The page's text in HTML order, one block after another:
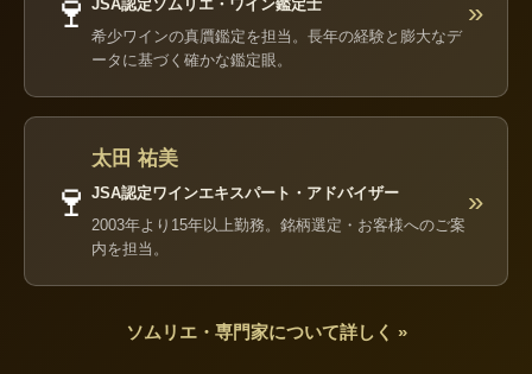
🍷 JSA認定ソムリエ・ワイン鑑定士
希少ワインの真贋鑑定を担当。長年の経験と膨大なデ
ータに基づく確かな鑑定眼。
»
🍷
太田 祐美
JSA認定ワインエキスパート・アドバイザー
2003年より15年以上勤務。銘柄選定・お客様へのご案
内を担当。
»
ソムリエ・専門家について詳しく »